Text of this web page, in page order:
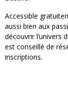
Accessible
aussi bien aux
découvrir l’univers
est conseillé de
inscriptions.